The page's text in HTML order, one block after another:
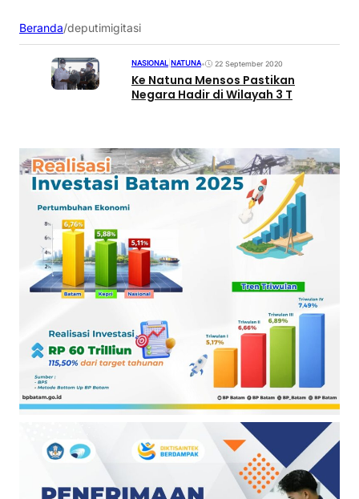
Beranda/deputimigitasi
NASIONAL NATUNA• 22 September 2020
Ke Natuna Mensos Pastikan
Negara Hadir di Wilayah 3 T